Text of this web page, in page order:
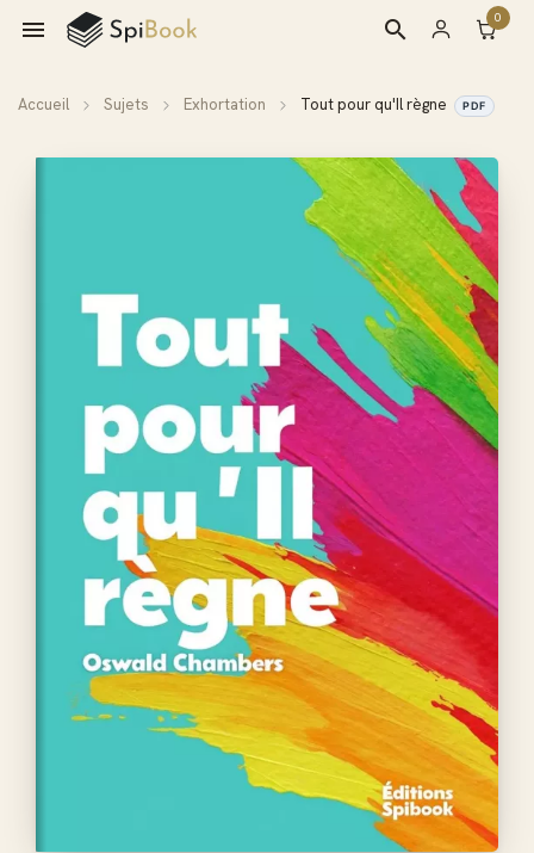
 0
search
Accueil Sujets Exhortation Tout pour qu'Il règne PDF